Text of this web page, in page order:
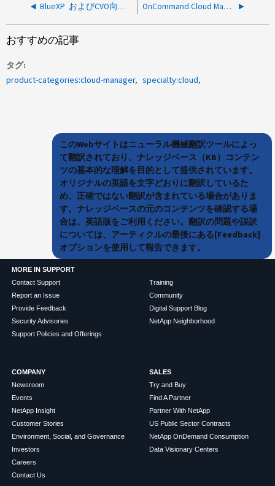
BlueXP およびCVO向けAWSプライベートオファーを承諾する方法 OnCommand Cloud Manager の AWS Linux シェルにアクセスする方法
おすすめの記事
タグ
product-categories:cloud-manager
specialty:cloud
このWebサイトはニューラル機械翻訳ツールによっ
て翻訳されており、ナレッジベース（KB）コンテン
ツの基本的な理解を目的として提供されています。
オリジナルの英語を文字どおりに翻訳しているた
め、正確ではない翻訳が含まれている場合がありま
す。ナレッジベースの元のコンテンツを確認する場
合は、英語版をご利用ください。翻訳の問題や誤訳
については、アーティクルの最後にある[Feedback]
オプションを使用して報告できます。
MORE IN SUPPORT
Contact Support
Report an Issue
Provide Feedback
Security Advisories
Support Policies and Offerings
Training
Community
Digital Support Blog
NetApp Neighborhood
COMPANY
Newsroom
Events
NetApp Insight
Customer Stories
Environment, Social, and Governance
Investors
Careers
Contact Us
SALES
Try and Buy
Find A Partner
Partner With NetApp
US Public Sector Contracts
NetApp OnDemand Consumption
Data Visionary Centers